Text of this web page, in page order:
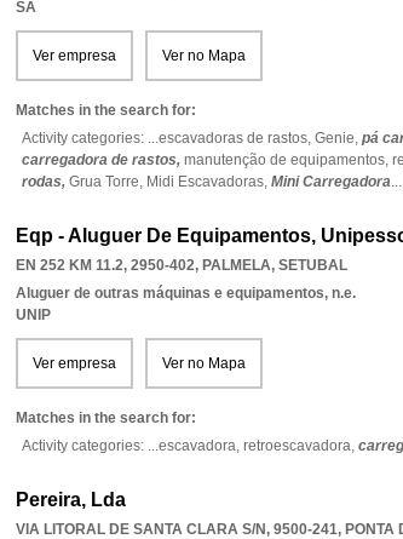
SA
Ver empresa Ver no Mapa
Matches in the search for:
Activity categories: ...escavadoras de rastos, Genie, pá
carregadora de rastos, manutenção de equipamentos,
rodas, Grua Torre, Midi Escavadoras, Mini Carregadora...
Eqp - Aluguer De Equipamentos,
EN 252 KM 11.2, 2950-402, PALMELA, SETUBAL
Aluguer de outras máquinas e equipamentos, n.e.
UNIP
Ver empresa Ver no Mapa
Matches in the search for:
Activity categories: ...escavadora, retroescavadora,
Pereira, Lda
VIA LITORAL DE SANTA CLARA S/N, 9500-241, PONTA